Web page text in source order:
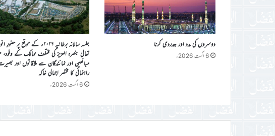
دوسروں کی مدد اور ہمدردی کرنا
6 اگست 2026ء
جلسہ سالانہ برطانیہ ۲۰۲۶ء کے موقع پر
تعالیٰ بنصرہ العزیز کی مختلف ممالک کے وفود،
مبائعین اور نمائندگان سے ملاقاتوں اور
راہنمائی کا مختصر اجمالی خاکہ
6 اگست 2026ء